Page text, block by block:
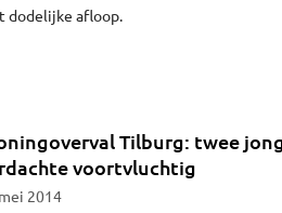
dodelijke afloop.
Tilburg: twee
voortvluchtig
2014